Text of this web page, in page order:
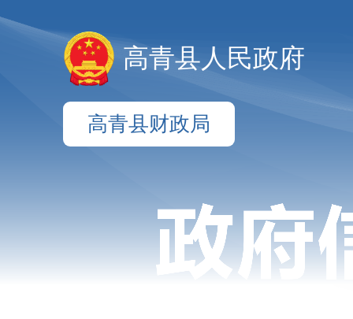
高青县人民政府
高青县财政局